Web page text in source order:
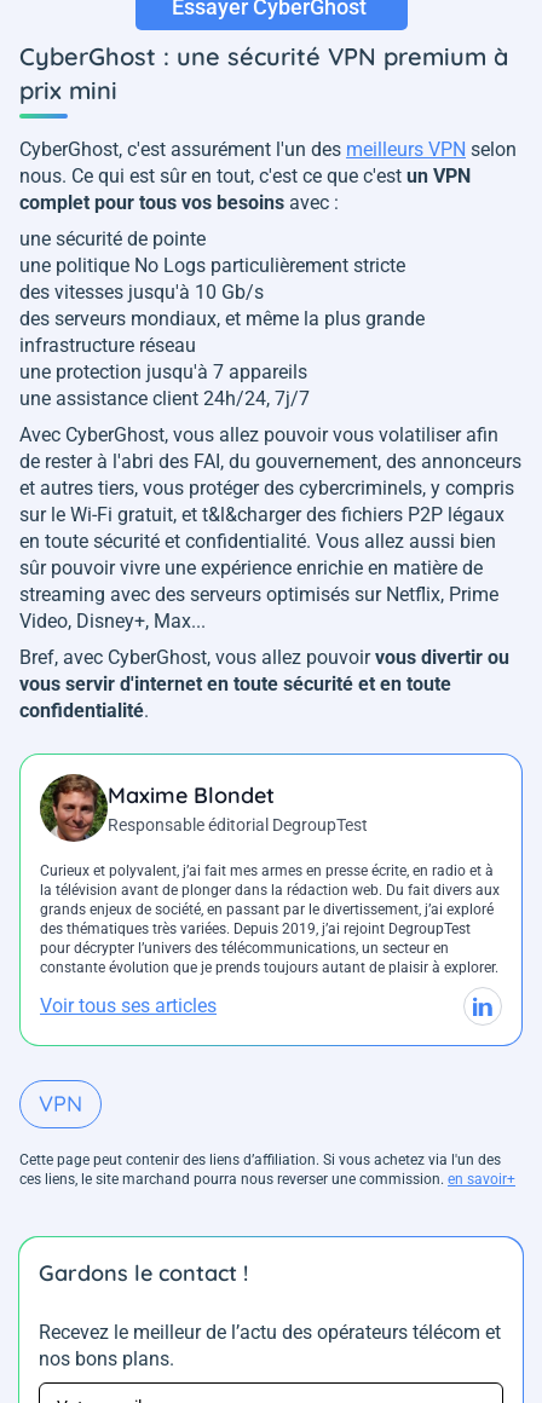
Essayer CyberGhost
CyberGhost : une sécurité VPN premium à
prix mini
CyberGhost, c'est assurément l'un des meilleurs VPN selon
nous. Ce qui est sûr en tout, c'est ce que c'est un VPN
complet pour tous vos besoins avec :
une sécurité de pointe
une politique No Logs particulièrement stricte
des vitesses jusqu'à 10 Gb/s
des serveurs mondiaux, et même la plus grande
infrastructure réseau
une protection jusqu'à 7 appareils
une assistance client 24h/24, 7j/7
Avec CyberGhost, vous allez pouvoir vous volatiliser afin
de rester à l'abri des FAI, du gouvernement, des annonceurs
et autres tiers, vous protéger des cybercriminels, y compris
sur le Wi-Fi gratuit, et t&l&charger des fichiers P2P légaux
en toute sécurité et confidentialité. Vous allez aussi bien
sûr pouvoir vivre une expérience enrichie en matière de
streaming avec des serveurs optimisés sur Netflix, Prime
Video, Disney+, Max...
Bref, avec CyberGhost, vous allez pouvoirvous divertir ou
vous servir d'internet en toute sécurité et en toute
confidentialité.
Maxime Blondet
Responsable éditorial DegroupTest
Curieux et polyvalent, j’ai fait mes armes en presse écrite, en radio et à
la télévision avant de plonger dans la rédaction web. Du fait divers aux
grands enjeux de société, en passant par le divertissement, j’ai exploré
des thématiques très variées. Depuis 2019, j’ai rejoint DegroupTest
pour décrypter l’univers des télécommunications, un secteur en
constante évolution que je prends toujours autant de plaisir à explorer.
Voir tous ses articles
VPN
Cette page peut contenir des liens d’affiliation. Si vous achetez via l'un des
ces liens, le site marchand pourra nous reverser une commission. en savoir+
Gardons le contact !
Recevez le meilleur de l’actu des opérateurs télécom et
nos bons plans.